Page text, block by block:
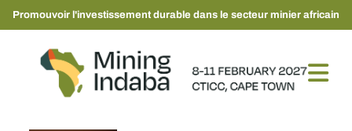
Promouvoir l'investissement durable dans le secteur minier africain